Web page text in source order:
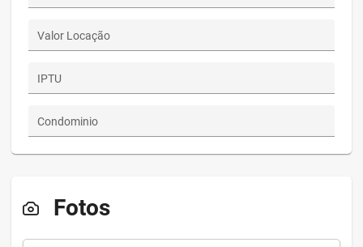
Valor Locação
IPTU
Condominio
Fotos